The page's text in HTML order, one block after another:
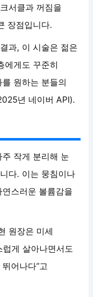
서클과 꺼짐을
장점입니다.
과, 이 시술은 젊은
에게도 꾸준히
원하는 분들의
년 네이버 API).
작게 분리해 눈
다. 이는 뭉침이나
스러운 볼륨감을
원장은 미세
럽게 살아나면서도
어나다”고